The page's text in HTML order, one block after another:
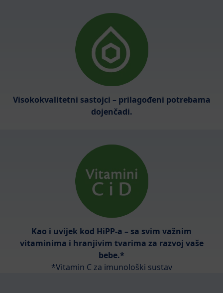
Visokokvalitetni sastojci – prilagođeni potrebama
dojenčadi.
Kao i uvijek kod HiPP-a – sa svim važnim
vitaminima i hranjivim tvarima za razvoj vaše
bebe.*
*Vitamin C za imunološki sustav